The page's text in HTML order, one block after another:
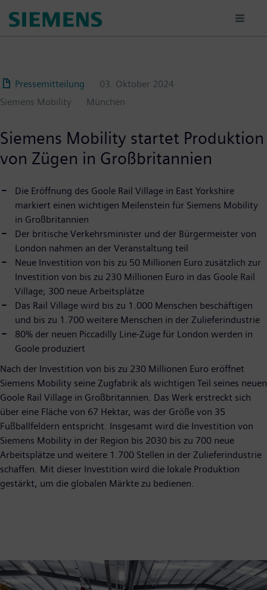
para
Pressemitteilung
03. Oktober 2024
Siemens Mobility
München
Siemens Mobility startet Produktion
von Zügen in Großbritannien
Die Eröffnung des Goole Rail Village in East Yorkshire
markiert einen wichtigen Meilenstein für Siemens Mobility
in Großbritannien
Der britische Verkehrsminister und der Bürgermeister von
London nahmen an der Veranstaltung teil
Neue Investition von bis zu 50 Millionen Euro zusätzlich zur
Investition von bis zu 230 Millionen Euro in das Goole Rail
Village; 300 neue Arbeitsplätze
Das Rail Village wird bis zu 1.000 Menschen beschäftigen
und bis zu 1.700 weitere Menschen in der Zulieferindustrie
80% der neuen Piccadilly Line-Züge für London werden in
Goole produziert
Nach der Investition von bis zu 230 Millionen Euro eröffnet
Siemens Mobility seine Zugfabrik als wichtigen Teil seines neuen
Goole Rail Village in Großbritannien. Das Werk erstreckt sich
über eine Fläche von 67 Hektar, was der Größe von 35
Fußballfeldern entspricht. Insgesamt wird die Investition von
Siemens Mobility in der Region bis 2030 bis zu 700 neue
Arbeitsplätze und weitere 1.700 Stellen in der Zulieferindustrie
schaffen. Mit dieser Investition wird die lokale Produktion
gestärkt, um die globalen Märkte zu bedienen.